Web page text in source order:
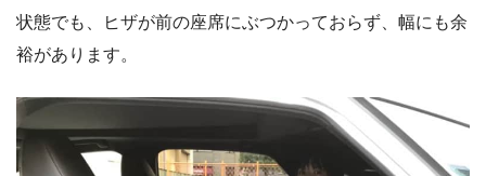
状態でも、ヒザが前の座席にぶつかっておらず、幅にも余
裕があります。